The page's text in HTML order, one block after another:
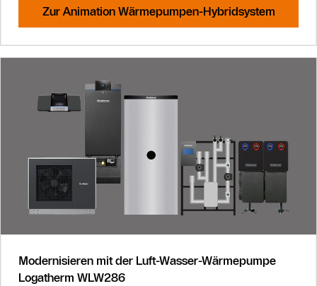
Zur Animation Wärmepumpen-Hybridsystem
Modernisieren mit der Luft-Wasser-Wärmepumpe
Logatherm WLW286